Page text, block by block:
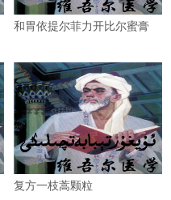
和胃依提尔菲力开比尔蜜膏
复方一枝蒿颗粒